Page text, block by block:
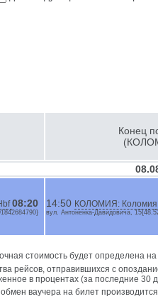
Конец
08:20 14:50 КОЛОМИЯ:
вул. Антоненка-Давидовича,
стоимость будет определена
рейсов, отправившихся с
в процентах (за последние 30
ваучера на билет